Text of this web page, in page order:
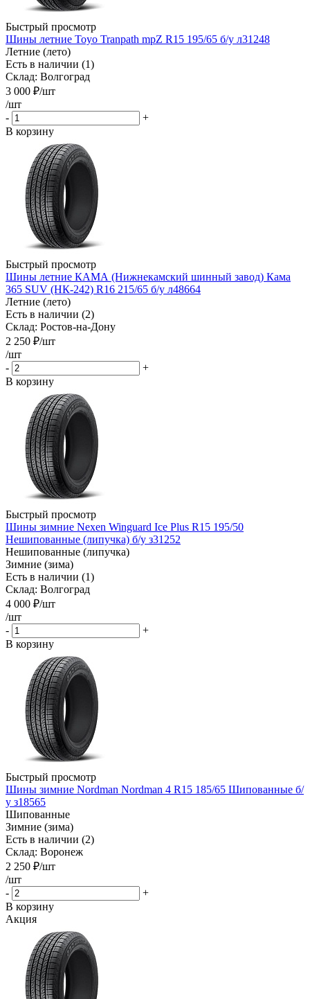
Быстрый просмотр
Шины летние Toyo Tranpath mpZ R15 195/65 б/у л31248
Летние (лето)
Есть в наличии (1)
Склад: Волгоград
3 000 ₽/шт
/шт
-
+
В корзину
Быстрый просмотр
Шины летние КАМА (Нижнекамский шинный завод) Кама
365 SUV (НК-242) R16 215/65 б/у л48664
Летние (лето)
Есть в наличии (2)
Склад: Ростов-на-Дону
2 250 ₽/шт
/шт
-
+
В корзину
Быстрый просмотр
Шины зимние Nexen Winguard Ice Plus R15 195/50
Нешипованные (липучка) б/у з31252
Нешипованные (липучка)
Зимние (зима)
Есть в наличии (1)
Склад: Волгоград
4 000 ₽/шт
/шт
-
+
В корзину
Быстрый просмотр
Шины зимние Nordman Nordman 4 R15 185/65 Шипованные б/
у з18565
Шипованные
Зимние (зима)
Есть в наличии (2)
Склад: Воронеж
2 250 ₽/шт
/шт
-
+
В корзину
Акция